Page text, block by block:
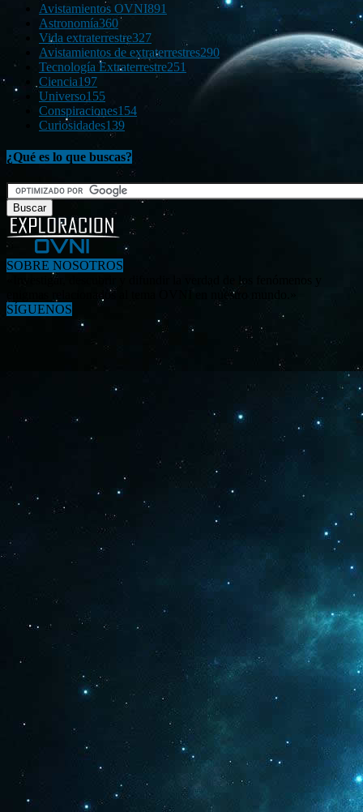
Avistamientos OVNI891
Astronomía360
Vida extraterrestre327
Avistamientos de extraterrestres290
Tecnología Extraterrestre251
Ciencia197
Universo155
Conspiraciones154
Curiosidades139
¿Qué es lo que buscas?
SOBRE NOSOTROS
«Investigar, descubrir y difundir la verdad de los fenómenos y
enigmas relacionados al tema OVNI en nuestro mundo.»
SÍGUENOS